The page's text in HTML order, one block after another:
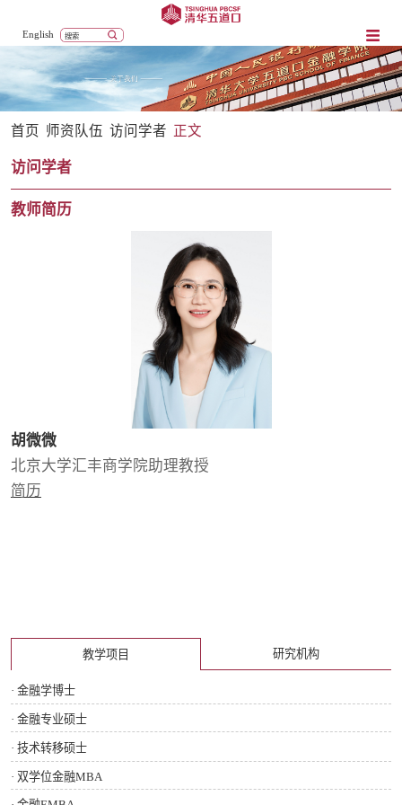
English
首页 师资队伍 访问学者 正文
访问学者
教师简历
胡微微
北京大学汇丰商学院助理教授
简历
教学项目 研究机构
· 金融学博士
· 金融专业硕士
· 技术转移硕士
· 双学位金融MBA